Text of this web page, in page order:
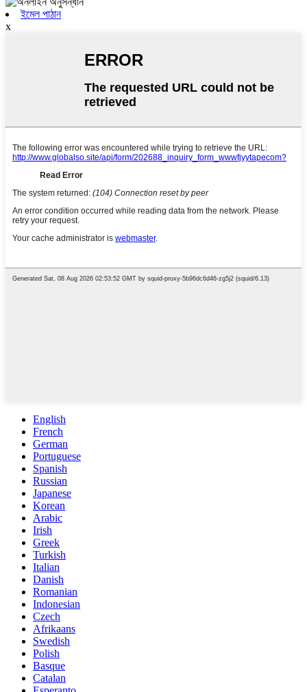
ইমেল পাঠান
x
English
French
German
Portuguese
Spanish
Russian
Japanese
Korean
Arabic
Irish
Greek
Turkish
Italian
Danish
Romanian
Indonesian
Czech
Afrikaans
Swedish
Polish
Basque
Catalan